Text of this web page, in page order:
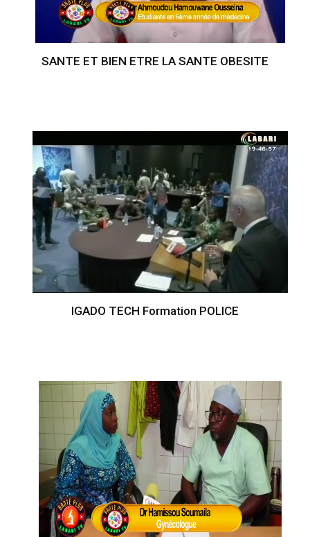
SANTE ET BIEN ETRE LA SANTE OBESITE
IGADO TECH Formation POLICE